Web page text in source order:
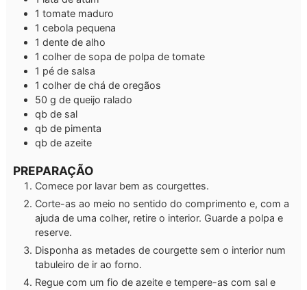
1 tomate maduro
1 cebola pequena
1 dente de alho
1 colher de sopa de polpa de tomate
1 pé de salsa
1 colher de chá de oregãos
50 g de queijo ralado
qb de sal
qb de pimenta
qb de azeite
PREPARAÇÃO
Comece por lavar bem as courgettes.
Corte-as ao meio no sentido do comprimento e, com a
ajuda de uma colher, retire o interior. Guarde a polpa e
reserve.
Disponha as metades de courgette sem o interior num
tabuleiro de ir ao forno.
Regue com um fio de azeite e tempere-as com sal e